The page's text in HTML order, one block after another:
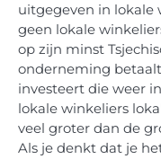
uitgegeven in lokale
geen lokale
op zijn minst
onderneming
investeert die weer
lokale winkeliers
veel groter dan de
Als je denkt dat je